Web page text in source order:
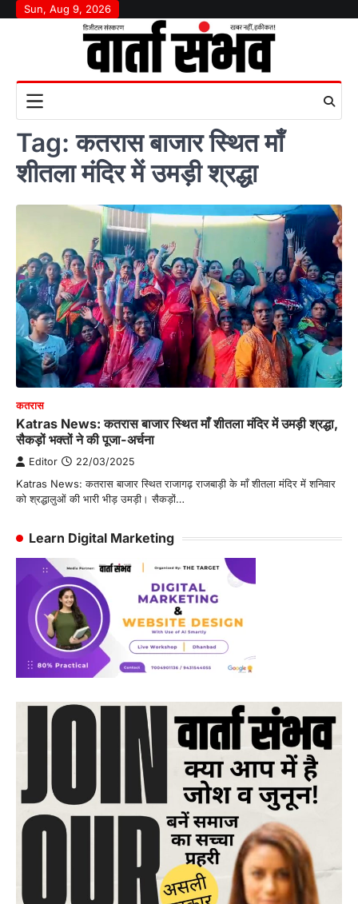
SkipSun, Aug 9, 2026
Tag:कतरास बाजार स्थित माँ
शीतला मंदिर में उमड़ी श्रद्धा
कतरास
Katras News: कतरास बाजार स्थित माँ शीतला मंदिर में उमड़ी श्रद्धा,
सैकड़ों भक्तों ने की पूजा-अर्चना
Editor 22/03/2025
Katras News: कतरास बाजार स्थित राजागढ़ राजबाड़ी के माँ शीतला मंदिर में शनिवार
को श्रद्धालुओं की भारी भीड़ उमड़ी। सैकड़ों…
Learn Digital Marketing